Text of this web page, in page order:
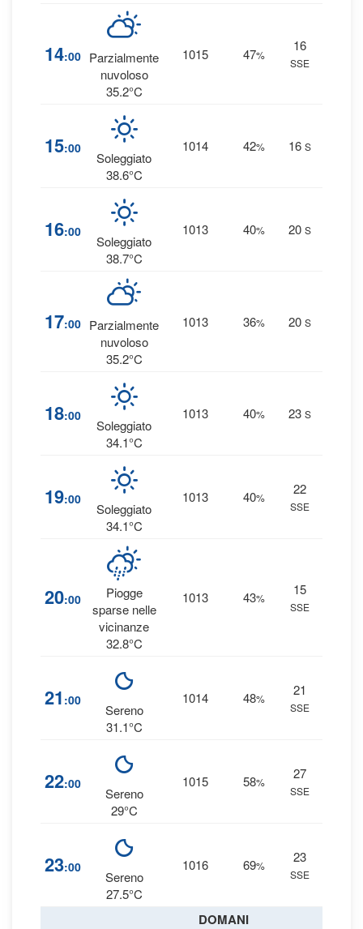
14:00 Parzialmente
nuvoloso
35.2°C
1015 47%
16
SSE
15:00
Soleggiato
38.6°C
1014 42% 16 S
16:00
Soleggiato
38.7°C
1013 40% 20 S
17:00 Parzialmente
nuvoloso
35.2°C
1013 36% 20 S
18:00
Soleggiato
34.1°C
1013 40% 23 S
19:00
Soleggiato
34.1°C
1013 40%
22
SSE
20:00
Piogge
sparse nelle
vicinanze
32.8°C
1013 43%
15
SSE
21 :00
Sereno
31.1°C
1014 48%
21
SSE
22:00
Sereno
29°C
1015 58%
27
SSE
23:00
Sereno
27.5°C
1016 69%
23
SSE
DOMANI